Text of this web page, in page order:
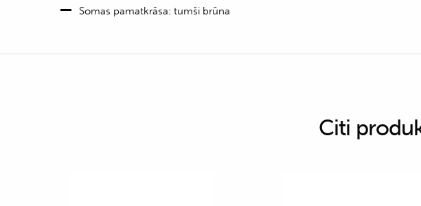
Somas pamatkrāsa: tumši brūna
Citi